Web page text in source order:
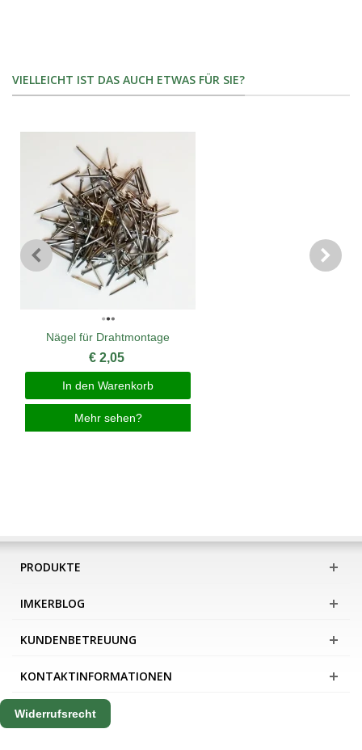
VIELLEICHT IST DAS AUCH ETWAS FÜR SIE?
Nägel für Drahtmontage
€ 2,05
In den Warenkorb
Mehr sehen?
PRODUKTE
IMKERBLOG
KUNDENBETREUUNG
KONTAKTINFORMATIONEN
Widerrufsrecht